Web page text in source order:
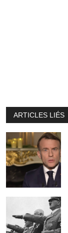
ARTICLES LIÉS